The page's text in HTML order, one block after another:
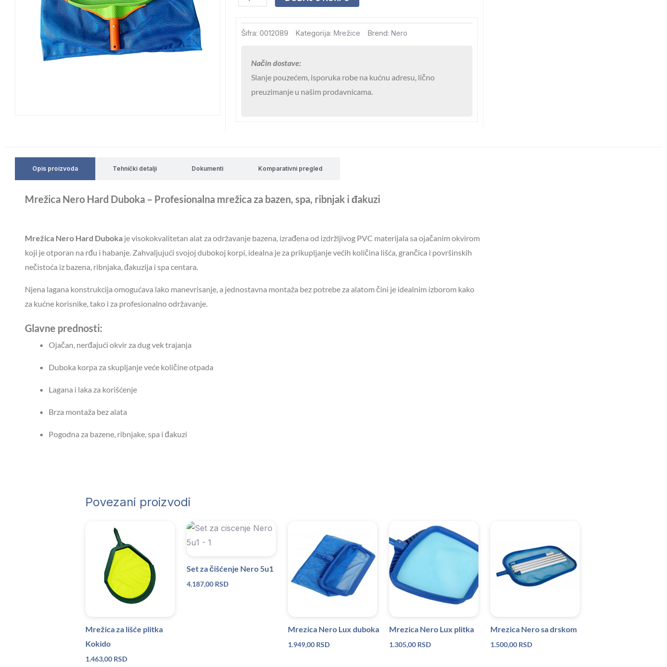
Nero
Hard
Duboka
količina
Šifra: 0012089 Kategorija: Mrežice Brend: Nero
Način dostave:
Slanje pouzećem, isporuka robe na kućnu adresu, lično
preuzimanje u našim prodavnicama.
Opis proizvoda Tehnički detalji Dokumenti Komparativni pregled
Mrežica Nero Hard Duboka – Profesionalna mrežica za bazen, spa, ribnjak i đakuzi
Mrežica Nero Hard Duboka je visokokvalitetan alat za održavanje bazena, izrađena od izdržljivog PVC materijala sa ojačanim okvirom
koji je otporan na rđu i habanje. Zahvaljujući svojoj dubokoj korpi, idealna je za prikupljanje većih količina lišća, grančica i površinskih
nečistoća iz bazena, ribnjaka, đakuzija i spa centara.
Njena lagana konstrukcija omogućava lako manevrisanje, a jednostavna montaža bez potrebe za alatom čini je idealnim izborom kako
za kućne korisnike, tako i za profesionalno održavanje.
Glavne prednosti:
Ojačan, nerđajući okvir za dug vek trajanja
Duboka korpa za skupljanje veće količine otpada
Lagana i laka za korišćenje
Brza montaža bez alata
Pogodna za bazene, ribnjake, spa i đakuzi
Povezani proizvodi
Mrežica za lišće plitka
Kokido
1.463,00 RSD
Set za čišćenje Nero 5u1
4.187,00 RSD
Mrezica Nero Lux duboka
1.949,00 RSD
Mrezica Nero Lux plitka
1.305,00 RSD
Mrezica Nero sa drskom
1.500,00 RSD